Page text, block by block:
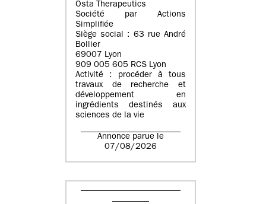
Osta Therapeutics
Société par Actions
Simplifiée
Siège social : 63 rue André
Bollier
69007 Lyon
909 005 605 RCS Lyon
Activité : procéder à tous
travaux de recherche et
développement en
ingrédients destinés aux
sciences de la vie
Annonce parue le
07/08/2026